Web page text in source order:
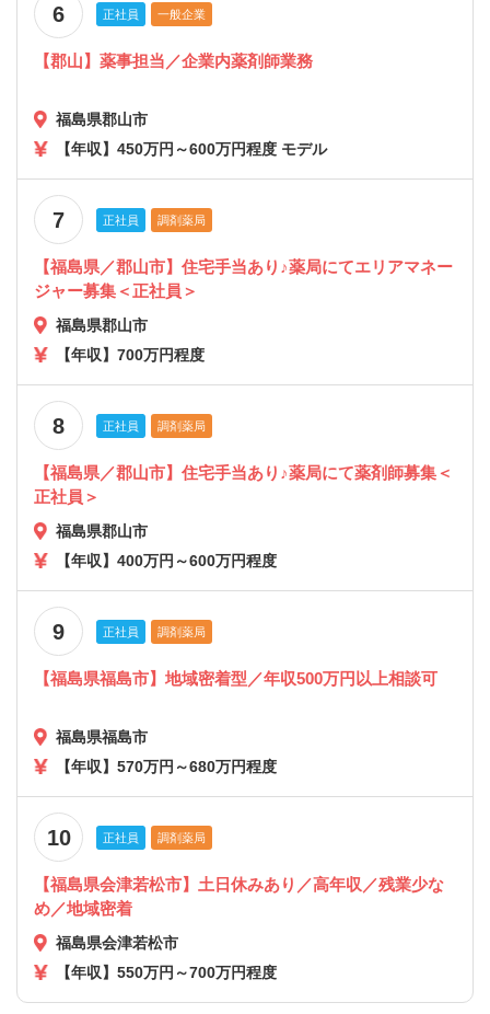
6 正社員 一般企業
【郡山】薬事担当／企業内薬剤師業務
福島県郡山市
【年収】450万円～600万円程度 モデル
7 正社員 調剤薬局
【福島県／郡山市】住宅手当あり♪薬局にてエリアマネー
ジャー募集＜正社員＞
福島県郡山市
【年収】700万円程度
8 正社員 調剤薬局
【福島県／郡山市】住宅手当あり♪薬局にて薬剤師募集＜
正社員＞
福島県郡山市
【年収】400万円～600万円程度
9 正社員 調剤薬局
【福島県福島市】地域密着型／年収500万円以上相談可
福島県福島市
【年収】570万円～680万円程度
10 正社員 調剤薬局
【福島県会津若松市】土日休みあり／高年収／残業少な
め／地域密着
福島県会津若松市
【年収】550万円～700万円程度